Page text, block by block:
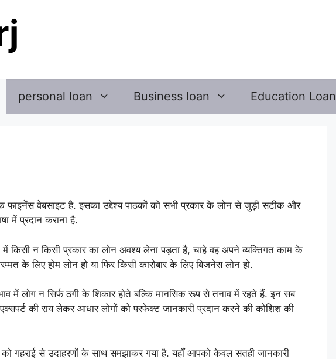
personal loan Business loan Education Loan
फाइनेंस वेबसाइट है. इसका उद्देश्य पाठकों को सभी प्रकार के लोन से जुड़ी सटीक और
में प्रदान कराना है.
न किसी प्रकार का लोन अवश्य लेना पड़ता है, चाहे वह अपने व्यक्तिगत काम के
के लिए होम लोन हो या फिर किसी कारोबार के लिए बिजनेस लोन हो.
में लोग न सिर्फ ठगी के शिकार होते बल्कि मानसिक रूप से तनाव में रहते हैं. इन सब
की राय लेकर आधार लोगों को परफेक्ट जानकारी प्रदान करने की कोशिश की
गहराई से उदाहरणों के साथ समझाकर गया है. यहाँ आपको केवल सतही जानकारी